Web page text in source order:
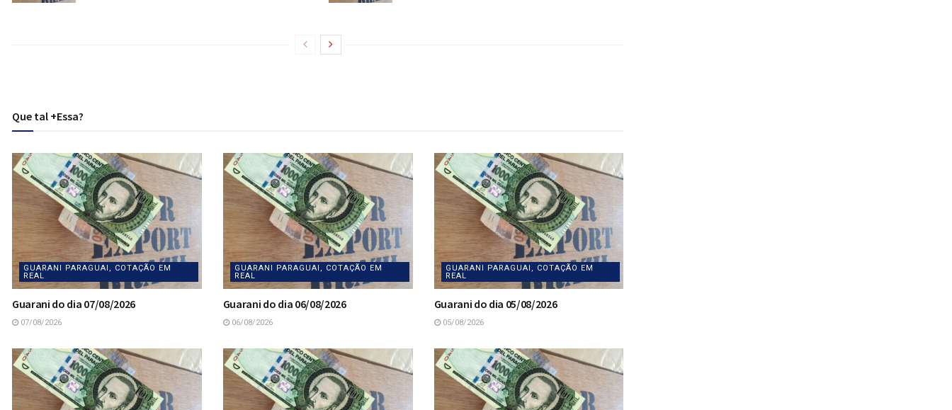
Que tal +Essa?
GUARANI PARAGUAI, COTAÇÃO EM
REAL
Guarani do dia 07/08/2026
07/08/2026
GUARANI PARAGUAI, COTAÇÃO EM
REAL
Guarani do dia 06/08/2026
06/08/2026
GUARANI PARAGUAI, COTAÇÃO EM
REAL
Guarani do dia 05/08/2026
05/08/2026